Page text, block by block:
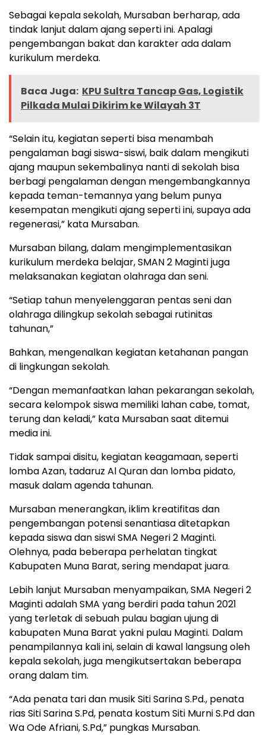
Sebagai kepala sekolah, Mursaban berharap, ada
tindak lanjut dalam ajang seperti ini. Apalagi
pengembangan bakat dan karakter ada dalam
kurikulum merdeka.
Baca Juga: KPU Sultra Tancap Gas, Logistik
Pilkada Mulai Dikirim ke Wilayah 3T
“Selain itu, kegiatan seperti bisa menambah
pengalaman bagi siswa-siswi, baik dalam mengikuti
ajang maupun sekembalinya nanti di sekolah bisa
berbagi pengalaman dengan mengembangkannya
kepada teman-temannya yang belum punya
kesempatan mengikuti ajang seperti ini, supaya ada
regenerasi,” kata Mursaban.
Mursaban bilang, dalam mengimplementasikan
kurikulum merdeka belajar, SMAN 2 Maginti juga
melaksanakan kegiatan olahraga dan seni.
“Setiap tahun menyelenggaran pentas seni dan
olahraga dilingkup sekolah sebagai rutinitas
tahunan,”
Bahkan, mengenalkan kegiatan ketahanan pangan
di lingkungan sekolah.
“Dengan memanfaatkan lahan pekarangan sekolah,
secara kelompok siswa memiliki lahan cabe, tomat,
terung dan keladi,” kata Mursaban saat ditemui
media ini.
Tidak sampai disitu, kegiatan keagamaan, seperti
lomba Azan, tadaruz Al Quran dan lomba pidato,
masuk dalam agenda tahunan.
Mursaban menerangkan, iklim kreatifitas dan
pengembangan potensi senantiasa ditetapkan
kepada siswa dan siswi SMA Negeri 2 Maginti.
Olehnya, pada beberapa perhelatan tingkat
Kabupaten Muna Barat, sering mendapat juara.
Lebih lanjut Mursaban menyampaikan, SMA Negeri 2
Maginti adalah SMA yang berdiri pada tahun 2021
yang terletak di sebuah pulau bagian ujung di
kabupaten Muna Barat yakni pulau Maginti. Dalam
penampilannya kali ini, selain di kawal langsung oleh
kepala sekolah, juga mengikutsertakan beberapa
orang dalam tim.
“Ada penata tari dan musik Siti Sarina S.Pd., penata
rias Siti Sarina S.Pd, penata kostum Siti Murni S.Pd dan
Wa Ode Afriani, S.Pd,” pungkas Mursaban.